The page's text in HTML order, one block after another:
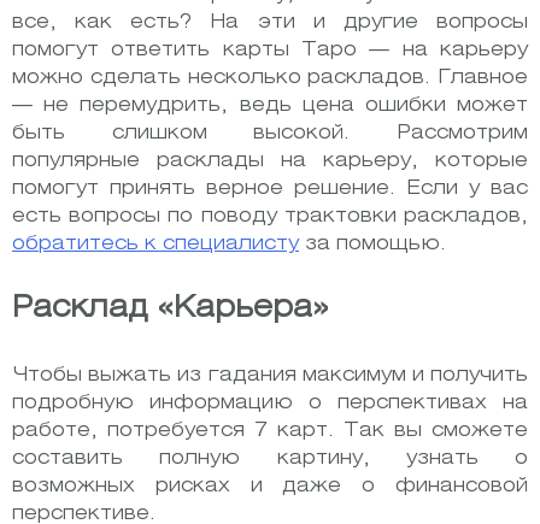
все, как есть? На эти и другие вопросы
помогут ответить карты Таро — на карьеру
можно сделать несколько раскладов. Главное
— не перемудрить, ведь цена ошибки может
быть слишком высокой. Рассмотрим
популярные расклады на карьеру, которые
помогут принять верное решение. Если у вас
есть вопросы по поводу трактовки раскладов,
обратитесь к специалистуза помощью.
Расклад «Карьера»
Чтобы выжать из гадания максимум и получить
подробную информацию о перспективах на
работе, потребуется 7 карт. Так вы сможете
составить полную картину, узнать о
возможных рисках и даже о финансовой
перспективе.